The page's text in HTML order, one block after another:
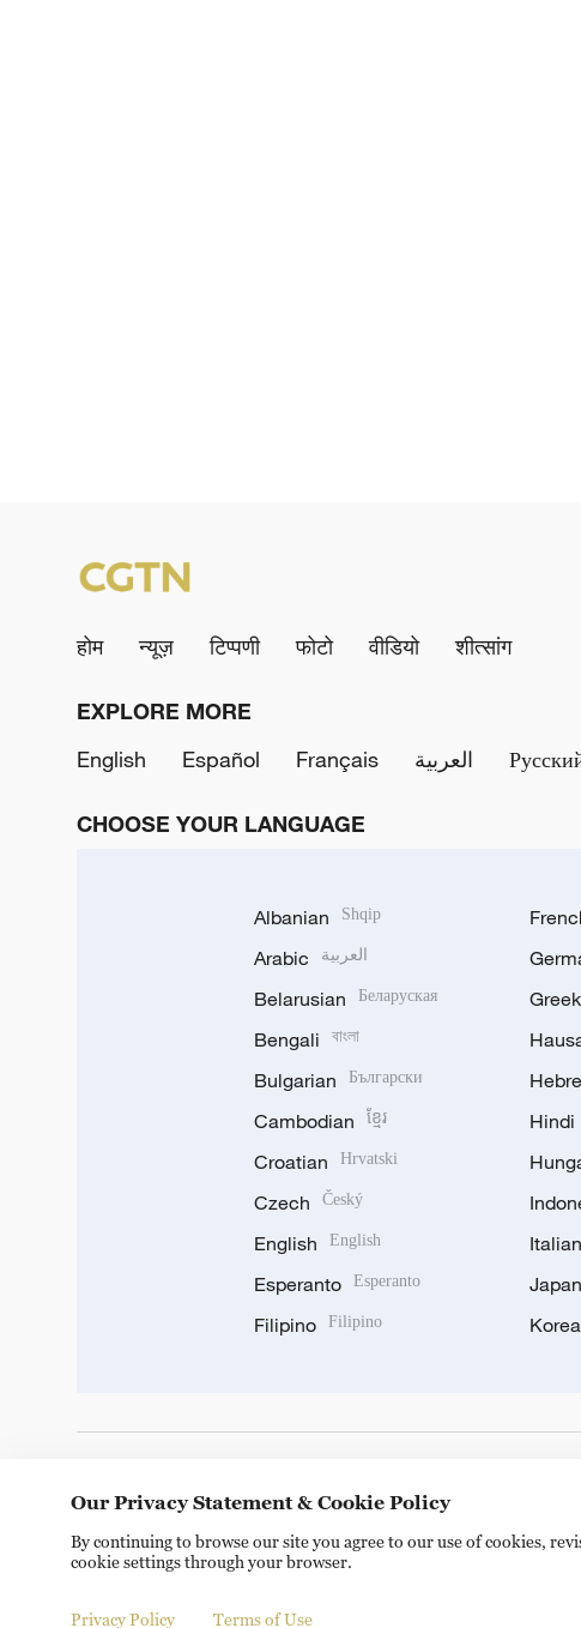
होम न्यूज़ टिप्पणी फोटो वीडियो शीत्सांग
EXPLORE MORE
English
Español Français العربية
CHOOSE YOUR LANGUAGE
Albanian Shqip
Arabic العربية
Belarusian Беларуская
Bengali বাংলা
Bulgarian Български
Cambodian ខ្មែរ
Croatian Hrvatski
Czech Český
English English
Esperanto Esperanto
Filipino Filipino
Greek
Hindi
Italian
Our Privacy Statement & Cookie Policy
By continuing to browse our site you agree to our use of cookies,
cookie settings through your browser.
Privacy Policy Terms of Use